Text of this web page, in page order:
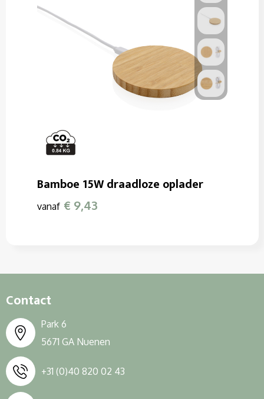
Bamboe 15W draadloze oplader
vanaf € 9,43
Contact
Park 6
5671 GA Nuenen
+31 (0)40 820 02 43